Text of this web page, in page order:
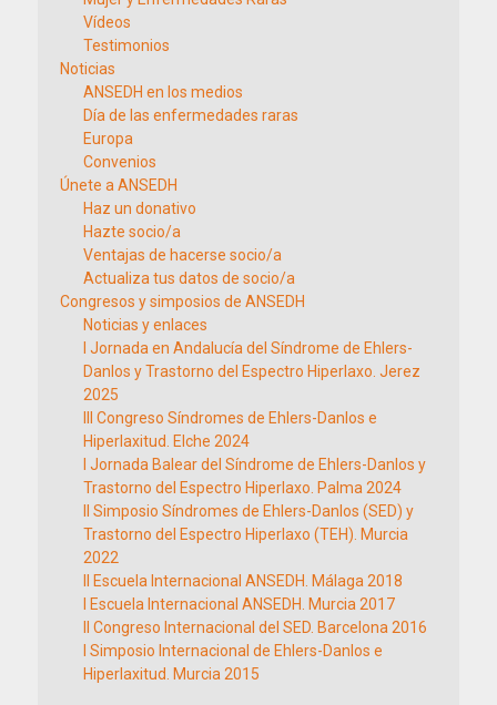
Vídeos
Testimonios
Noticias
ANSEDH en los medios
Día de las enfermedades raras
Europa
Convenios
Únete a ANSEDH
Haz un donativo
Hazte socio/a
Ventajas de hacerse socio/a
Actualiza tus datos de socio/a
Congresos y simposios de ANSEDH
Noticias y enlaces
I Jornada en Andalucía del Síndrome de Ehlers-
Danlos y Trastorno del Espectro Hiperlaxo. Jerez
2025
III Congreso Síndromes de Ehlers-Danlos e
Hiperlaxitud. Elche 2024
I Jornada Balear del Síndrome de Ehlers-Danlos y
Trastorno del Espectro Hiperlaxo. Palma 2024
II Simposio Síndromes de Ehlers-Danlos (SED) y
Trastorno del Espectro Hiperlaxo (TEH). Murcia
2022
II Escuela Internacional ANSEDH. Málaga 2018
I Escuela Internacional ANSEDH. Murcia 2017
II Congreso Internacional del SED. Barcelona 2016
I Simposio Internacional de Ehlers-Danlos e
Hiperlaxitud. Murcia 2015